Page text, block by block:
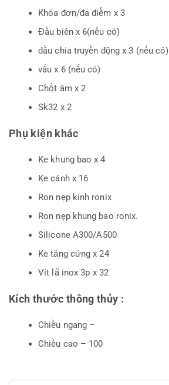
Khóa đơn/đa điểm x 3
Đầu biên x 6(nếu có)
đầu chia truyền động x 3 (nếu có)
vấu x 6 (nếu có)
Chốt âm x 2
Sk32 x 2
Phụ kiện khác
Ke khung bao x 4
Ke cánh x 16
Ron nẹp kính ronix
Ron nẹp khung bao ronix.
Silicone A300/A500
Ke tăng cứng x 24
Vít lã inox 3p x 32
Kích thước thông thủy :
Chiều ngang –
Chiều cao – 100